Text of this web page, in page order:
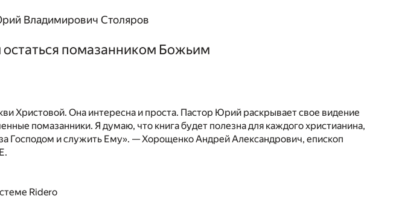
Владимирович Столяров
остаться помазанником Божьим
Христовой. Она интересна и проста. Пастор Юрий раскрывает свое видение
помазанники. Я думаю, что книга будет полезна для каждого христианина,
Господом и служить Ему». — Хорощенко Андрей Александрович, епископ
Ridero